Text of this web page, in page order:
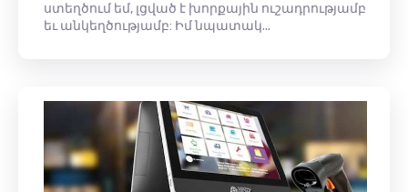
ստեղծում եմ, լցված է խորքային ուշադրությամբ
եւ անկեղծությամբ: Իմ նպատակ...